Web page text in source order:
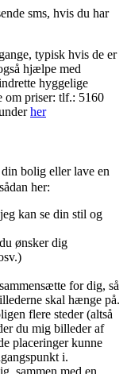
sms, hvis du har
typisk hvis de er
hjælpe med
hyggelige
om priser: tlf.: 5160
her
bolig eller lave en
her:
kan se din stil og
ønsker dig
for dig, så
skal hænge på.
flere steder (altså
du mig billeder af
placeringer kunne
i.
sammen med en